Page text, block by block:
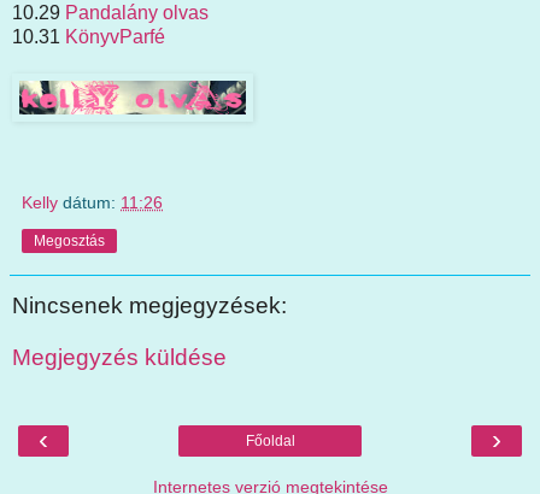
10.29 Pandalány olvas
10.31 KönyvParfé
Kelly dátum: 11:26
Megosztás
Nincsenek megjegyzések:
Megjegyzés küldése
‹ ›
Főoldal
Internetes verzió megtekintése